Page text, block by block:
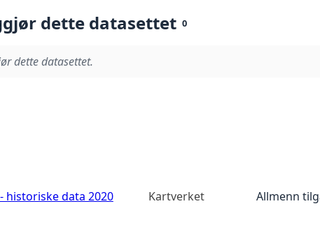
dette datasettet 0
dette datasettet.
historiske data 2020 Kartverket Allmenn